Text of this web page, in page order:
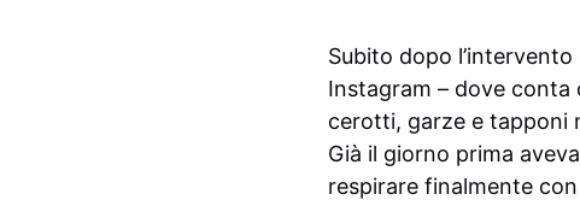
Subito dopo
Instagram – dove
cerotti, garze e tapponi
Già il giorno prima
respirare finalmente